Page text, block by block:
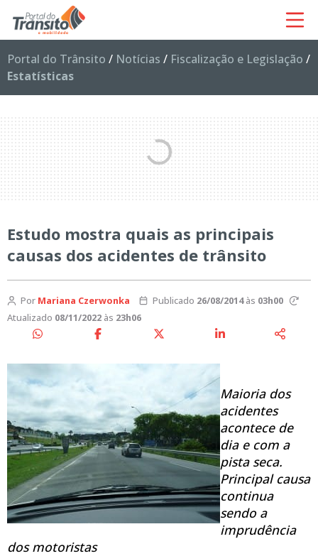
Portal do Trânsito / Notícias / Fiscalização e Legislação /
Estatísticas
Estudo mostra quais as principais
causas dos acidentes de trânsito
Por Mariana Czerwonka Publicado 26/08/2014às 03h00
Atualizado 08/11/2022 às 23h06
Maioria dos
acidentes
acontece de
dia e com a
pista seca.
Principal causa
continua
sendo a
imprudência
dos motoristas